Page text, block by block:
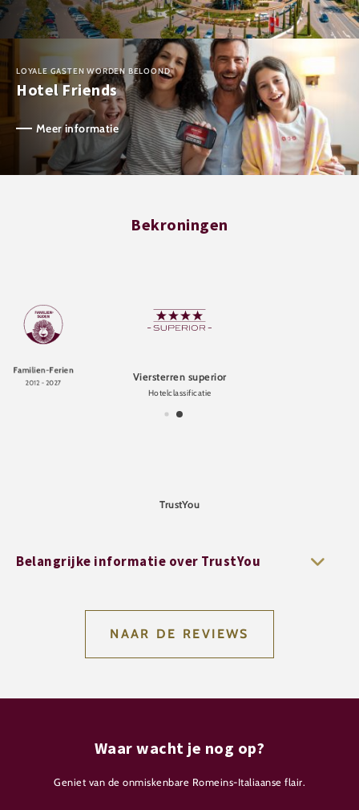
LOYALE GASTEN WORDEN BELOOND
Hotel Friends
Meer informatie
Bekroningen
Familien-Ferien
2012 - 2027 Viersterren superior
Hotelclassificatie
TrustYou
Belangrijke informatie over TrustYou
NAAR DE REVIEWS
Waar wacht je nog op?
Geniet van de onmiskenbare Romeins-Italiaanse flair.